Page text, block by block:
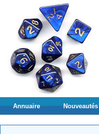
Annuaire Nouveautés